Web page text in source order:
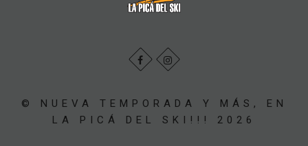
© NUEVA TEMPORADA Y MÁS, EN
LA PICÁ DEL SKI!!! 2026